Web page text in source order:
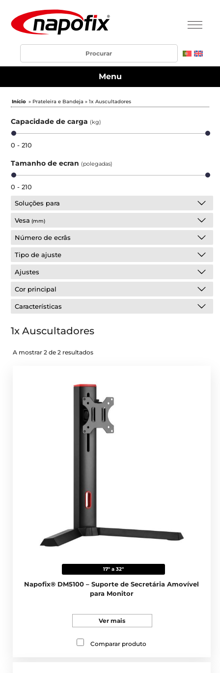
Menu
Início » Prateleira e Bandeja » 1x Auscultadores
Capacidade de carga (kg)
0 - 210
Tamanho de ecran (polegadas)
0 - 210
Soluções para
Vesa (mm)
Número de ecrâs
Tipo de ajuste
Ajustes
Cor principal
Características
1x Auscultadores
A mostrar 2 de 2 resultados
17" a 32"
Napofix® DM5100 – Suporte de Secretária Amovível
para Monitor
Ver mais
Comparar produto